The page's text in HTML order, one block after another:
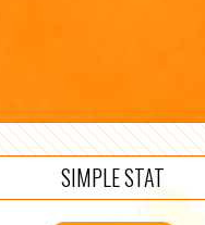
SIMPLE STAT